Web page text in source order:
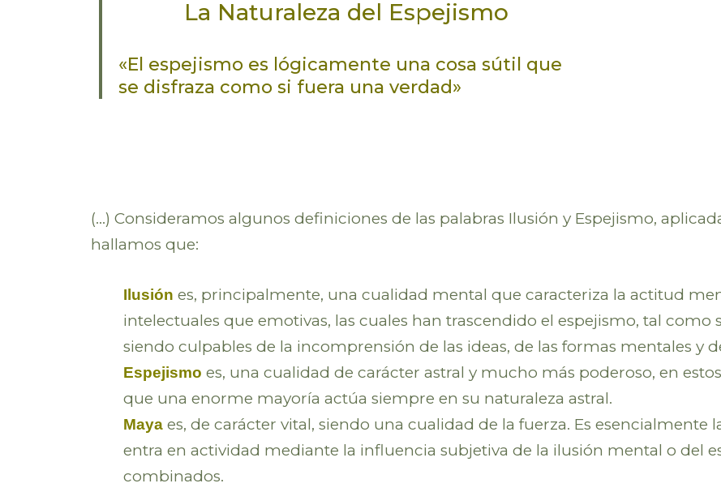
La Naturaleza del Espejismo
«El espejismo es lógicamente una cosa sútil que
se disfraza como si fuera una verdad»
(…) Consideramos algunos definiciones de las palabras Ilusión y Espejismo,
hallamos que:
Ilusión es, principalmente, una cualidad mental que caracteriza la actitud
intelectuales que emotivas, las cuales han trascendido el espejismo, tal
siendo culpables de la incomprensión de las ideas, de las formas mentales y
Espejismo es, una cualidad de carácter astral y mucho más poderoso, en
que una enorme mayoría actúa siempre en su naturaleza astral.
Maya es, de carácter vital, siendo una cualidad de la fuerza. Es
entra en actividad mediante la influencia subjetiva de la ilusión mental o del
combinados.